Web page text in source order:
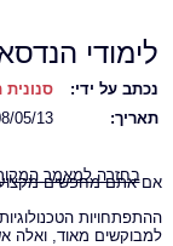
לימודי
נכתב על ידי:
סנונית
תאריך:
05/13
בחזרה למאמר
אם אתם מחפשים מקצוע
ההתפתחויות
למבוקשים מאוד, ואלה